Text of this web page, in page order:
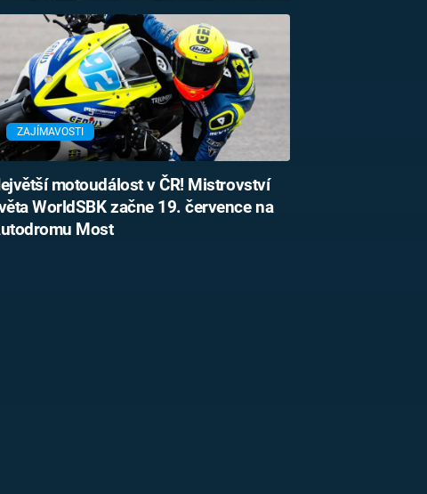
ZAJÍMAVOSTI
motoudálost v ČR! Mistrovství
WorldSBK začne 19. července na
Most